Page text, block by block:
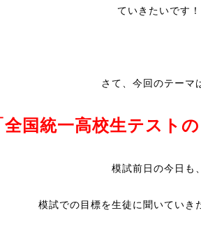
ていきたいです！
さて、今回のテーマ
全国統一高校生テストの
模試前日の今日も、
模試での目標を生徒に聞いていき